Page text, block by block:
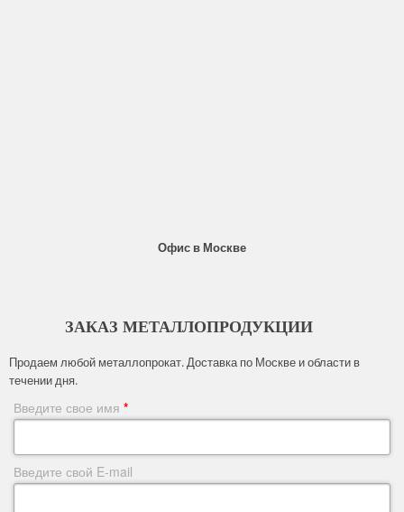
Офис в Москве
ЗАКАЗ МЕТАЛЛОПРОДУКЦИИ
Продаем любой металлопрокат. Доставка по Москве и области в
течении дня.
Введите свое имя *
Введите свой E-mail